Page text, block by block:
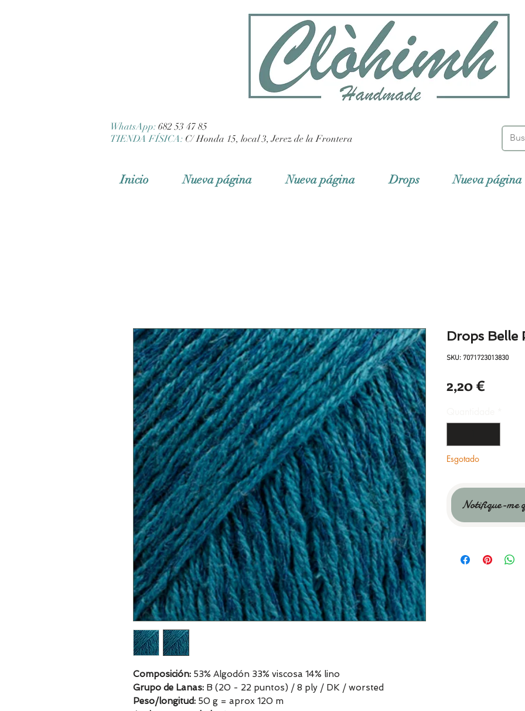
WhatsApp: 682 53 47 85
TIENDA FÍSICA: C/ Honda 15, local 3, Jerez de la Frontera
Inicio Nueva página Nueva página Drops Nueva página
Composición: 53% Algodón 33% viscosa 14% lino
Grupo de Lanas: B (20 - 22 puntos) / 8 ply / DK / worsted
Peso/longitud: 50 g = aprox 120 m
Drops Belle
SKU: 7071723013830
2,20 €
Esgotado
Notifique-me